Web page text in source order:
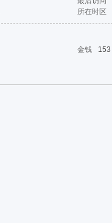
所在时区
金钱
153